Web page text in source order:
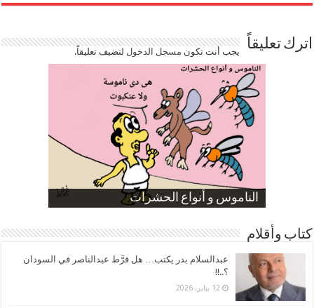
اترك تعليقاً يجب أنت تكون مسجل الدخوللتضيف تعليقاً.
الناموس و أنواع الحشرات
الموظفين بعد ارتفاع الأسعار
ارتفاع نسبة الطلاق في مصر
صورة كاركاتيرية
صورة كاركاتيرية
كتاب وأقلام
عبدالسلام بدر يكتب… هل فرَّط عبدالناصر في السودان
؟..!!
12 يناير، 2026